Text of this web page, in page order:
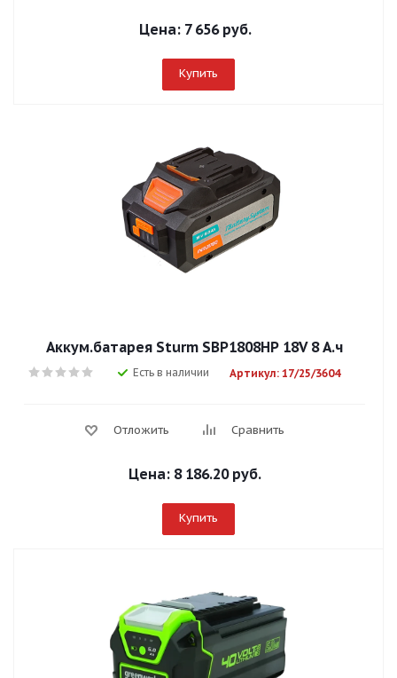
Цена: 7 656 руб.
Купить
Аккум.батарея Sturm SBP1808HP 18V 8 А.ч
Есть в наличии Артикул: 17/25/3604
Отложить Сравнить
Цена: 8 186.20 руб.
Купить